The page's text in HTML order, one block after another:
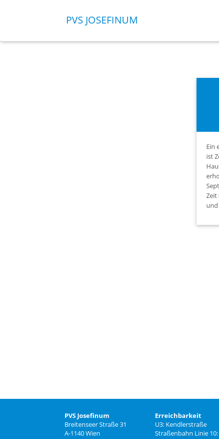
PVS JOSEFINUM
auf
Ein
ist
Zeit
PVS Josefinum
Breitenseer Straße 31
A-1140 Wien
Erreichbarkeit
U3: Kendlerstraße
Straßenbahn Linie